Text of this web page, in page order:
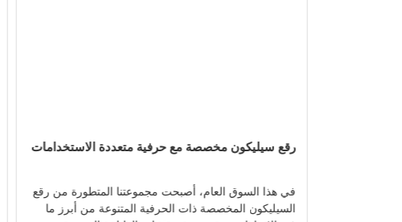
رقع سيليكون مخصصة مع حرفية متعددة الاستخدامات
في هذا السوق العام، أصبحت مجموعتنا المتطورة من رقع
السيليكون المخصصة ذات الحرفية المتنوعة من أبرز ما